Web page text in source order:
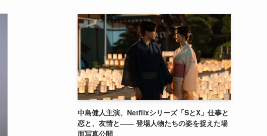
中島健人主演、Netflixシリーズ「SとX」仕事と
恋と、友情と―― 登場人物たちの姿を捉えた場
面写真公開